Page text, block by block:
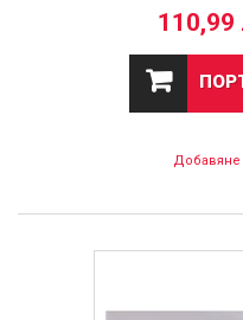
110,99
Добавяне